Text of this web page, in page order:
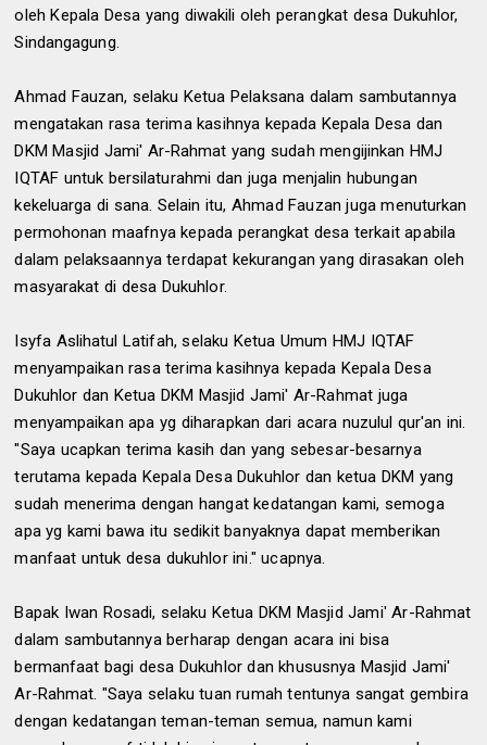
oleh Kepala Desa yang diwakili oleh perangkat desa Dukuhlor,
Sindangagung.
Ahmad Fauzan, selaku Ketua Pelaksana dalam sambutannya
mengatakan rasa terima kasihnya kepada Kepala Desa dan
DKM Masjid Jami' Ar-Rahmat yang sudah mengijinkan HMJ
IQTAF untuk bersilaturahmi dan juga menjalin hubungan
kekeluarga di sana. Selain itu, Ahmad Fauzan juga menuturkan
permohonan maafnya kepada perangkat desa terkait apabila
dalam pelaksaannya terdapat kekurangan yang dirasakan oleh
masyarakat di desa Dukuhlor.
Isyfa Aslihatul Latifah, selaku Ketua Umum HMJ IQTAF
menyampaikan rasa terima kasihnya kepada Kepala Desa
Dukuhlor dan Ketua DKM Masjid Jami' Ar-Rahmat juga
menyampaikan apa yg diharapkan dari acara nuzulul qur'an ini.
"Saya ucapkan terima kasih dan yang sebesar-besarnya
terutama kepada Kepala Desa Dukuhlor dan ketua DKM yang
sudah menerima dengan hangat kedatangan kami, semoga
apa yg kami bawa itu sedikit banyaknya dapat memberikan
manfaat untuk desa dukuhlor ini." ucapnya.
Bapak Iwan Rosadi, selaku Ketua DKM Masjid Jami' Ar-Rahmat
dalam sambutannya berharap dengan acara ini bisa
bermanfaat bagi desa Dukuhlor dan khususnya Masjid Jami'
Ar-Rahmat. "Saya selaku tuan rumah tentunya sangat gembira
dengan kedatangan teman-teman semua, namun kami